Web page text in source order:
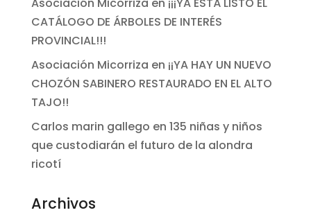
CATÁLOGO DE ÁRBOLES DE INTERÉS
PROVINCIAL!!!
Asociación Micorriza en ¡¡YA HAY UN NUEVO
CHOZÓN SABINERO RESTAURADO EN EL ALTO
TAJO!!
Carlos marin gallego en 135 niñas y niños
que custodiarán el futuro de la alondra
ricotí
Archivos